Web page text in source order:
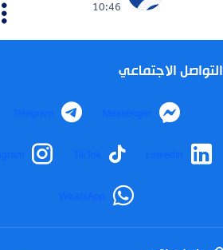
10:46
التواصل الاجتماعي
Messenger
Telegram
LinkedIn
TikTok
WhatsApp